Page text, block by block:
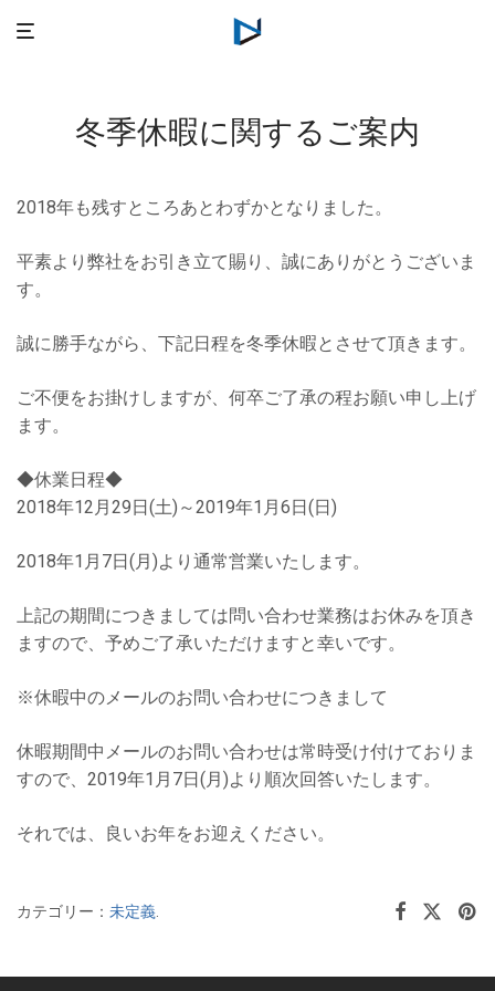
冬季休暇に関するご案内
2018年も残すところあとわずかとなりました。
平素より弊社をお引き立て賜り、誠にありがとうございま
す。
誠に勝手ながら、下記日程を冬季休暇とさせて頂きます。
ご不便をお掛けしますが、何卒ご了承の程お願い申し上げ
ます。
◆休業日程◆
2018年12月29日(土)～2019年1月6日(日)
2018年1月7日(月)より通常営業いたします。
上記の期間につきましては問い合わせ業務はお休みを頂き
ますので、予めご了承いただけますと幸いです。
※休暇中のメールのお問い合わせにつきまして
休暇期間中メールのお問い合わせは常時受け付けておりま
すので、2019年1月7日(月)より順次回答いたします。
それでは、良いお年をお迎えください。
カテゴリー： 未定義